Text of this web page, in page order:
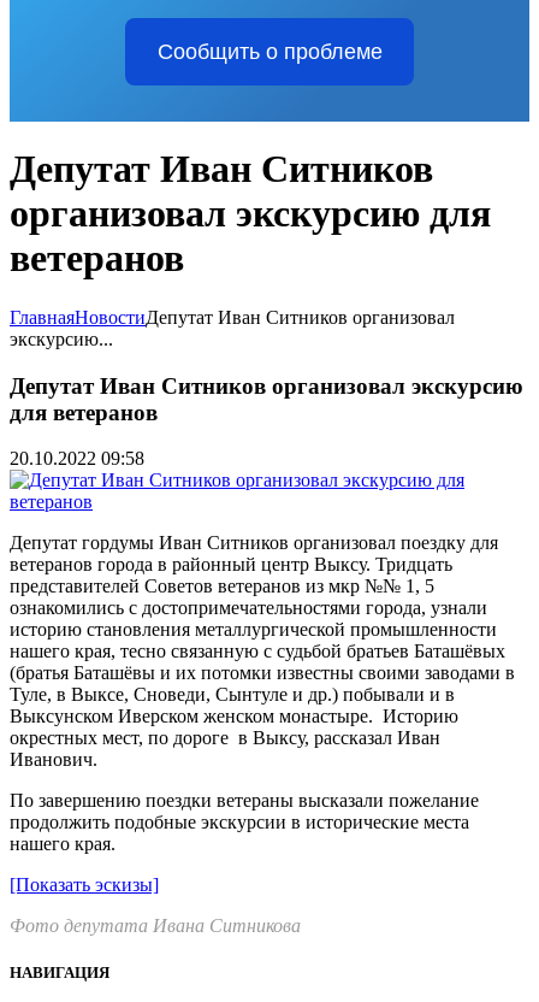
Сообщить о проблеме
Депутат Иван Ситников
организовал экскурсию для
ветеранов
ГлавнаяНовостиДепутат Иван Ситников организовал
экскурсию...
Депутат Иван Ситников организовал экскурсию
для ветеранов
20.10.2022 09:58
Депутат гордумы Иван Ситников организовал поездку для
ветеранов города в районный центр Выксу. Тридцать
представителей Советов ветеранов из мкр №№ 1, 5
ознакомились с достопримечательностями города, узнали
историю становления металлургической промышленности
нашего края, тесно связанную с судьбой братьев Баташёвых
(братья Баташёвы и их потомки известны своими заводами в
Туле, в Выксе, Сноведи, Сынтуле и др.) побывали и в
Выксунском Иверском женском монастыре. Историю
окрестных мест, по дороге в Выксу, рассказал Иван
Иванович.
По завершению поездки ветераны высказали пожелание
продолжить подобные экскурсии в исторические места
нашего края.
[Показать эскизы]
Фото депутата Ивана Ситникова
НАВИГАЦИЯ